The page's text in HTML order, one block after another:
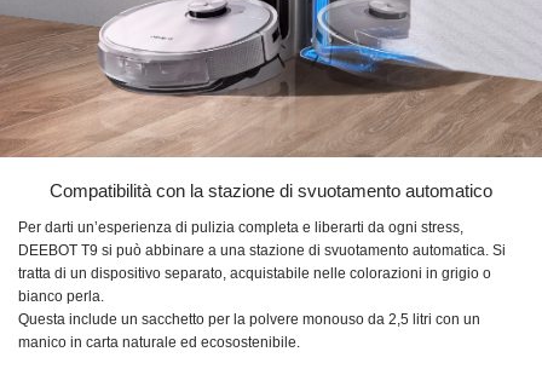
Compatibilità con la stazione di svuotamento automatico
Per darti un’esperienza di pulizia completa e liberarti da ogni stress,
DEEBOT T9 si può abbinare a una stazione di svuotamento automatica. Si
tratta di un dispositivo separato, acquistabile nelle colorazioni in grigio o
bianco perla.
Questa include un sacchetto per la polvere monouso da 2,5 litri con un
manico in carta naturale ed ecosostenibile.